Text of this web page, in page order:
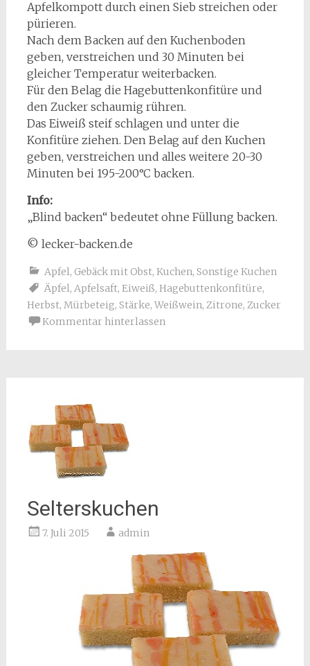
Apfelkompott durch einen Sieb streichen oder
pürieren.
Nach dem Backen auf den Kuchenboden
geben, verstreichen und 30 Minuten bei
gleicher Temperatur weiterbacken.
Für den Belag die Hagebuttenkonfitüre und
den Zucker schaumig rühren.
Das Eiweiß steif schlagen und unter die
Konfitüre ziehen. Den Belag auf den Kuchen
geben, verstreichen und alles weitere 20-30
Minuten bei 195-200°C backen.
Info:
„Blind backen“ bedeutet ohne Füllung backen.
© lecker-backen.de
Apfel, Gebäck mit Obst, Kuchen, Sonstige Kuchen
Äpfel, Apfelsaft, Eiweiß, Hagebuttenkonfitüre,
Herbst, Mürbeteig, Stärke, Weißwein, Zitrone, Zucker
Kommentar hinterlassen
Selterskuchen
7. Juli 2015 admin